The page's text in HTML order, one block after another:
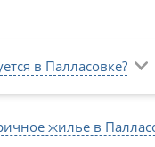
в Палласовке?
жилье в